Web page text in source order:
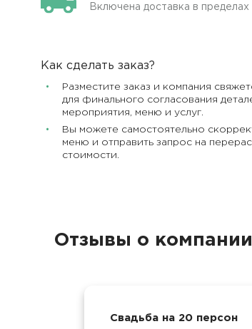
Включена доставка в
Как сделать заказ?
Разместите заказ и компания
для финального согласования
мероприятия, меню и услуг.
Вы можете самостоятельно
меню и отправить запрос на
стоимости.
Отзывы о компании
Свадьба на 20 персон